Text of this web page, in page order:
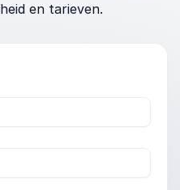
en tarieven.